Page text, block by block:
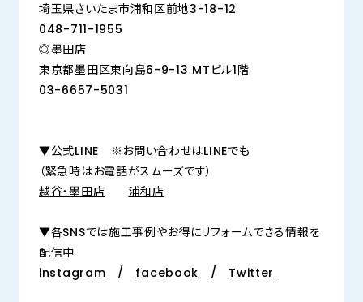
埼玉県さいたま市浦和区前地3-18-12
048-711-1955
◎墨田店
東京都墨田区東向島6-9-13 MTビル1階
03-6657-5031
▼公式LINE ※お問い合わせはLINEでも
（緊急時はお電話がスムーズです）
越谷・墨田店
浦和店
▼各SNSでは施工事例やお得にリフォームできる情報を
配信中
instagram / facebook / Twitter